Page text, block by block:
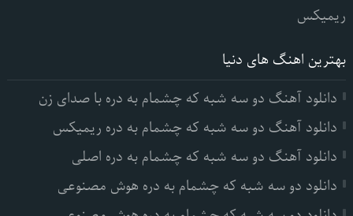
ریمیکس
بهترین اهنگ های دنیا
دانلود آهنگ دو سه شبه که چشمام به دره با صدای زن
دانلود آهنگ دو سه شبه که چشمام به دره ریمیکس
دانلود آهنگ دو سه شبه که چشمام به دره اصلی
دانلود دو سه شبه که چشمام به دره هوش مصنوعی